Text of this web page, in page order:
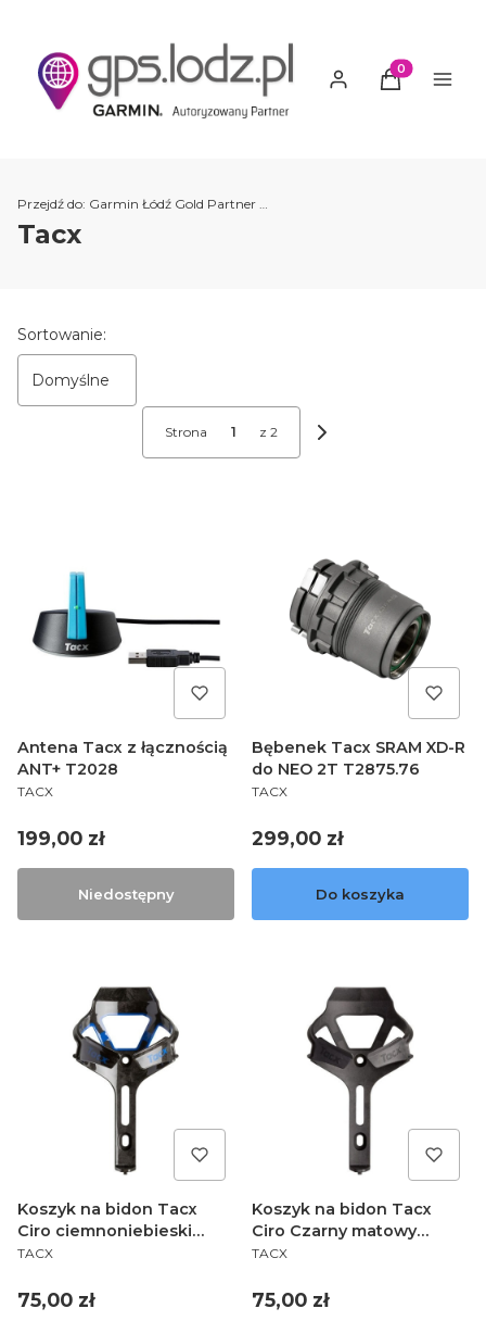
Produkty w
Przejdź do: Garmin Łódź Gold Partner Garmin Polska Gps.lodz.pl
Tacx
Lista produktów
Sortowanie:
Domyślne
Strona z 2
Następne produkty
Antena Tacx z łącznością
ANT+ T2028
PRODUCENT
TACX
Cena
199,00 zł
Niedostępny
Bębenek Tacx SRAM XD-R
do NEO 2T T2875.76
PRODUCENT
TACX
Cena
299,00 zł
Do koszyka
Koszyk na bidon Tacx
Ciro ciemnoniebieski
T6500.05
PRODUCENT
TACX
Cena
75,00 zł
Koszyk na bidon Tacx
Ciro Czarny matowy
T6500.19
PRODUCENT
TACX
Cena
75,00 zł